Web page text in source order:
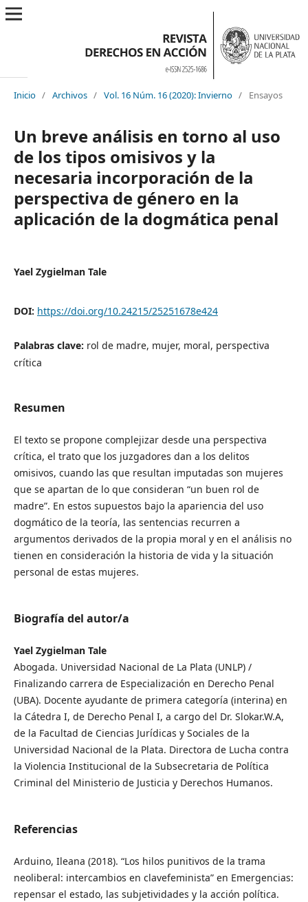
Inicio / Archivos / Vol. 16 Núm. 16 (2020): Invierno / Ensayos
Un breve análisis en torno al uso
de los tipos omisivos y la
necesaria incorporación de la
perspectiva de género en la
aplicación de la dogmática penal
Yael Zygielman Tale
DOI: https://doi.org/10.24215/25251678e424
Palabras clave: rol de madre, mujer, moral, perspectiva
crítica
Resumen
El texto se propone complejizar desde una perspectiva
crítica, el trato que los juzgadores dan a los delitos
omisivos, cuando las que resultan imputadas son mujeres
que se apartan de lo que consideran “un buen rol de
madre”. En estos supuestos bajo la apariencia del uso
dogmático de la teoría, las sentencias recurren a
argumentos derivados de la propia moral y en el análisis no
tienen en consideración la historia de vida y la situación
personal de estas mujeres.
Biografía del autor/a
Yael Zygielman Tale
Abogada. Universidad Nacional de La Plata (UNLP) /
Finalizando carrera de Especialización en Derecho Penal
(UBA). Docente ayudante de primera categoría (interina) en
la Cátedra I, de Derecho Penal I, a cargo del Dr. Slokar.W.A,
de la Facultad de Ciencias Jurídicas y Sociales de la
Universidad Nacional de la Plata. Directora de Lucha contra
la Violencia Institucional de la Subsecretaria de Política
Criminal del Ministerio de Justicia y Derechos Humanos.
Referencias
Arduino, Ileana (2018). “Los hilos punitivos de la trama
neoliberal: intercambios en clavefeminista” en Emergencias:
repensar el estado, las subjetividades y la acción política.